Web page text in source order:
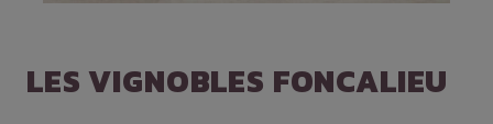
LES VIGNOBLES FONCALIEU